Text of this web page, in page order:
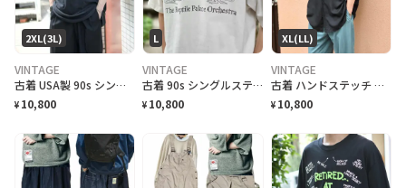
2XL(3L)
VINTAGE
古着 USA製 90s シングルステッチ シマウマ プリントTシャツ ブラック
¥ 10,800
L
VINTAGE
古着 90s シングルステッチ バンドTシャツ バンT アニマルTシャツ
¥ 10,800
XL(LL)
VINTAGE
古着 ハンドステッチ シルクシャツ 半袖シャツ デザインシャツ ブラック 黒
¥ 10,800